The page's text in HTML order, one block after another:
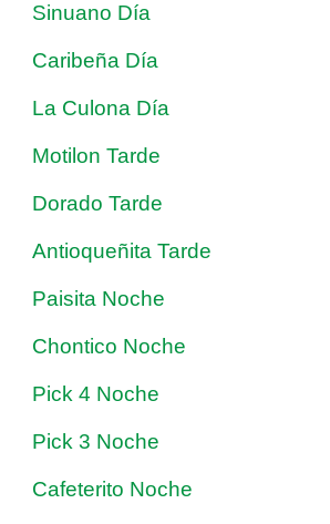
Sinuano Día
Caribeña Día
La Culona Día
Motilon Tarde
Dorado Tarde
Antioqueñita Tarde
Paisita Noche
Chontico Noche
Pick 4 Noche
Pick 3 Noche
Cafeterito Noche